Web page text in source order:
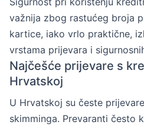
važnija zbog rastućeg broja
kartice, iako vrlo praktične,
vrstama prijevara i
Najčešće prijevare s
Hrvatskoj
U Hrvatskoj su česte
skimminga. Prevaranti često